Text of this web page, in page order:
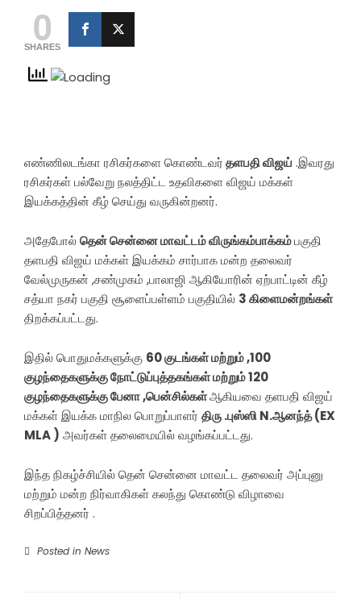
0
SHARES
எண்ணிலடங்கா ரசிகர்களை கொண்டவர்தளபதி விஜய் .இவரது
ரசிகர்கள் பல்வேறு நலத்திட்ட உதவிகளை விஜய் மக்கள்
இயக்கத்தின் கீழ் செய்து வருகின்றனர்.
அதேபோல்தென் சென்னை மாவட்டம் விருங்கம்பாக்கம்பகுதி
தளபதி விஜய் மக்கள் இயக்கம் சார்பாக மன்ற தலைவர்
வேல்முருகன் ,சண்முகம் ,பாலாஜி ஆகியோரின் ஏற்பாட்டின் கீழ்
சத்யா நகர் பகுதி சூளைப்பள்ளம் பகுதியில் 3 கிளைமன்றங்கள்
திறக்கப்பட்டது.
இதில் பொதுமக்களுக்கு 60 குடங்கள் மற்றும் ,100
குழந்தைகளுக்கு நோட்டுப்புத்தகங்கள் மற்றும் 120
குழந்தைகளுக்கு பேனா ,பென்சில்கள்ஆகியவை தளபதி விஜய்
மக்கள் இயக்க மாநில பொறுப்பாளர் திரு .புஸ்ஸி N.ஆனந்த் (EX
MLA ) அவர்கள் தலைமையில் வழங்கப்பட்டது.
இந்த நிகழ்ச்சியில் தென் சென்னை மாவட்ட தலைவர் அப்புனு
மற்றும் மன்ற நிர்வாகிகள் கலந்து கொண்டு விழாவை
சிறப்பித்தனர் .
Posted in News